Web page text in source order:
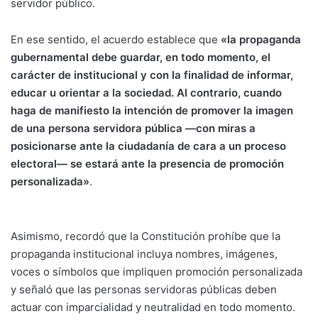
servidor público.
En ese sentido, el acuerdo establece que «la propaganda
gubernamental debe guardar, en todo momento, el
carácter de institucional y con la finalidad de informar,
educar u orientar a la sociedad. Al contrario, cuando
haga de manifiesto la intención de promover la imagen
de una persona servidora pública —con miras a
posicionarse ante la ciudadanía de cara a un proceso
electoral— se estará ante la presencia de promoción
personalizada».
Asimismo, recordó que la Constitución prohíbe que la
propaganda institucional incluya nombres, imágenes,
voces o símbolos que impliquen promoción personalizada
y señaló que las personas servidoras públicas deben
actuar con imparcialidad y neutralidad en todo momento.